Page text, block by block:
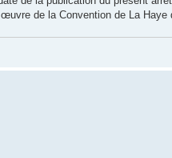
de la Convention de La Haye